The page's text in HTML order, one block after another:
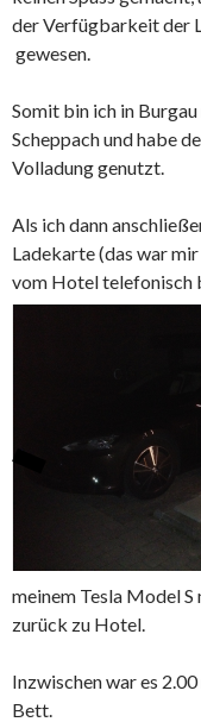
der Verfügbarkeit der
gewesen.
Somit bin ich in
Scheppach und habe
Volladung genutzt.
Als ich dann
Ladekarte (das war
vom Hotel telefonisch
meinem Tesla Model S
zurück zu Hotel.
Inzwischen war es
Bett.